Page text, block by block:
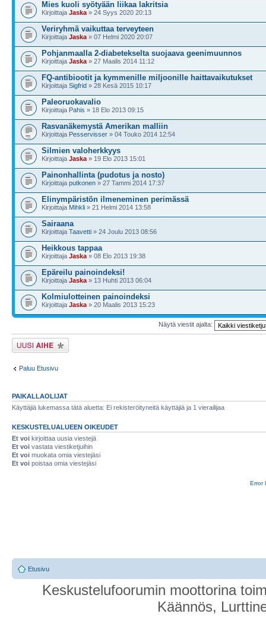
Mies kuoli syötyään liikaa lakritsia
Kirjoittaja Jaska » 24 Syys 2020 20:13
Veriryhmä vaikuttaa terveyteen
Kirjoittaja Jaska » 07 Helmi 2020 20:07
Pohjanmaalla 2-diabetekselta suojaava geenimuunnos
Kirjoittaja Jaska » 27 Maalis 2014 11:12
FQ-antibiootit ja kymmenille miljoonille haittavaikutukset
Kirjoittaja Sigfrid » 28 Kesä 2015 10:17
Paleoruokavalio
Kirjoittaja Pahis » 18 Elo 2013 09:15
Rasvanäkemystä Amerikan malliin
Kirjoittaja Pesservisser » 04 Touko 2014 12:54
Silmien valoherkkyys
Kirjoittaja Jaska » 19 Elo 2013 15:01
Painonhallinta (pudotus ja nosto)
Kirjoittaja putkonen » 27 Tammi 2014 17:37
Elinympäristön ilmeneminen perimässä
Kirjoittaja Mihkli » 21 Helmi 2014 13:58
Sairaana
Kirjoittaja Taavetti » 24 Joulu 2013 08:56
Heikkous tappaa
Kirjoittaja Jaska » 08 Elo 2013 19:38
Epäreilu painoindeksi!
Kirjoittaja Jaska » 13 Huhti 2013 06:04
Kolmiulotteinen painoindeksi
Kirjoittaja Jaska » 20 Maalis 2013 15:23
Näytä viestit ajalta:
Lähetä uusi viesti
Paluu Etusivu
PAIKALLAOLIJAT
Käyttäjiä lukemassa tätä aluetta: Ei rekisteröityneitä käyttäjiä ja 1 vierailijaa
KESKUSTELUALUEEN OIKEUDET
Et voi kirjoittaa uusia viestejä
Et voi vastata viestiketjuihin
Et voi muokata omia viestejäsi
Et voi poistaa omia viestejäsi
Error
Etusivu
Keskustelufoorumin moottorina
Käännös,